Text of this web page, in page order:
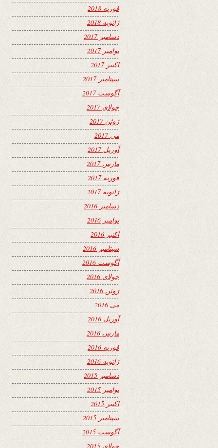
فوریه 2018
ژانویه 2018
دسامبر 2017
نوامبر 2017
اکتبر 2017
سپتامبر 2017
آگوست 2017
جولای 2017
ژوئن 2017
می 2017
آوریل 2017
مارس 2017
فوریه 2017
ژانویه 2017
دسامبر 2016
نوامبر 2016
اکتبر 2016
سپتامبر 2016
آگوست 2016
جولای 2016
ژوئن 2016
می 2016
آوریل 2016
مارس 2016
فوریه 2016
ژانویه 2016
دسامبر 2015
نوامبر 2015
اکتبر 2015
سپتامبر 2015
آگوست 2015
جولای 2015